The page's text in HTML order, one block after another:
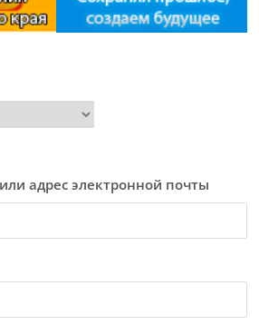
адрес электронной почты